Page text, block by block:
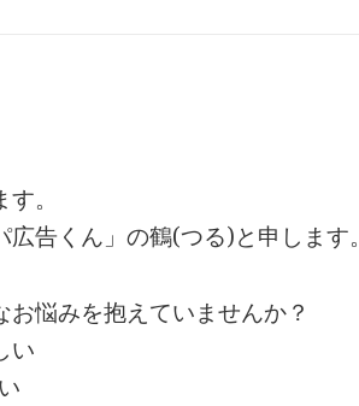
。
告くん」の鶴(つる)と申します。
悩みを抱えていませんか？
い